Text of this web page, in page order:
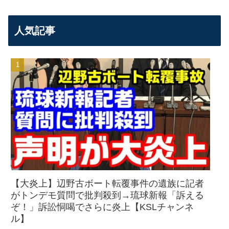
人気記事
【大炎上】辺野古ボート転覆事件の遺族に記者
がトンデモ質問で批判殺到→琉球新報「訴える
ぞ！」訴訟恫喝でさらに炎上【KSLチャンネ
ル】